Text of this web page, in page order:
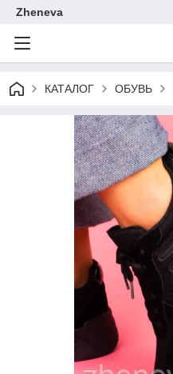
Zheneva
КАТАЛОГ ОБУВЬ